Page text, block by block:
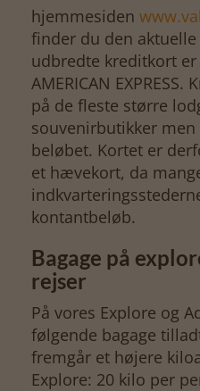
hjemmesiden
finder du den
udbredte kreditkort er
AMERICAN
på de fleste større
souvenirbutikker
beløbet. Kortet er
et hævekort, da
kontantbeløb.
Bagage på
rejser
På vores Explore og
følgende bagage
fremgår et højere
Explore: 20 kilo per